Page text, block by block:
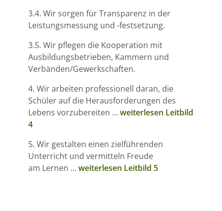
3.4. Wir sorgen für Transparenz in der
Leistungsmessung und -festsetzung.
3.5. Wir pflegen die Kooperation mit
Ausbildungsbetrieben, Kammern und
Verbänden/Gewerkschaften.
4. Wir arbeiten professionell daran, die
Schüler auf die Herausforderungen des
Lebens vorzubereiten …weiterlesen Leitbild
4
5. Wir gestalten einen zielführenden
Unterricht und vermitteln Freude
am Lernen …weiterlesen Leitbild 5